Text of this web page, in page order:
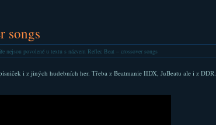
songs
nejsou povolenéu textu s názvem Reflec Beat – crossover songs
i z jiných hudebních her. Třeba z Beatmanie IIDX, JuBeatu ale i z DDR.